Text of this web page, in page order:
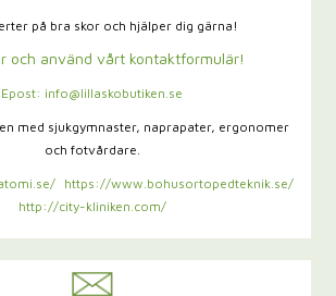
på bra skor och hjälper dig gärna!
och använd vårt kontaktformulär!
Epost: info@lillaskobutiken.se
med sjukgymnaster, naprapater, ergonomer
och fotvårdare.
https://www.bohusortopedteknik.se/
http://city-kliniken.com/